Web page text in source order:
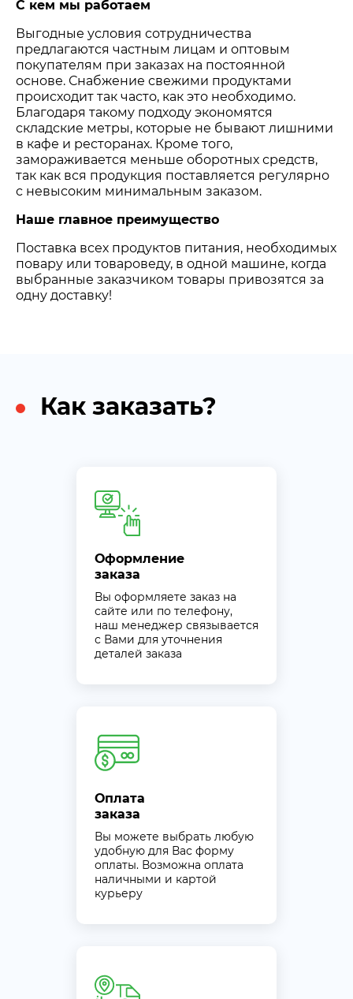
С кем мы работаем
Выгодные условия сотрудничества
предлагаются частным лицам и оптовым
покупателям при заказах на постоянной
основе. Снабжение свежими продуктами
происходит так часто, как это необходимо.
Благодаря такому подходу экономятся
складские метры, которые не бывают лишними
в кафе и ресторанах. Кроме того,
замораживается меньше оборотных средств,
так как вся продукция поставляется регулярно
с невысоким минимальным заказом.
Наше главное преимущество
Поставка всех продуктов питания, необходимых
повару или товароведу, в одной машине, когда
выбранные заказчиком товары привозятся за
одну доставку!
Как заказать?
Оформление
заказа
Вы оформляете заказ на
сайте или по телефону,
наш менеджер связывается
с Вами для уточнения
деталей заказа
Оплата
заказа
Вы можете выбрать любую
удобную для Вас форму
оплаты. Возможна оплата
наличными и картой
курьеру